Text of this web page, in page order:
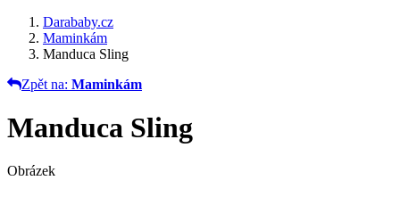
Darababy.cz
Maminkám
Manduca Sling
Zpět na: Maminkám
Manduca Sling
Obrázek